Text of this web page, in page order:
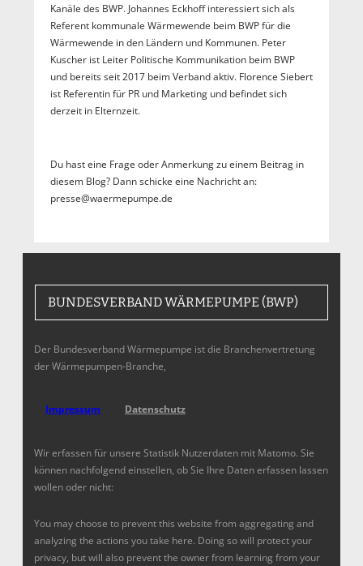
Kanäle des BWP. Johannes Eckhoff interessiert sich als
Referent kommunale Wärmewende beim BWP für die
Wärmewende in den Ländern und Kommunen. Peter
Kuscher ist Leiter Politische Kommunikation beim BWP
und bereits seit 2017 beim Verband aktiv. Florence Siebert
ist Referentin für PR und Marketing und befindet sich
derzeit in Elternzeit.
Du hast eine Frage oder Anmerkung zu einem Beitrag in
diesem Blog? Dann schicke eine Nachricht an:
presse@waermepumpe.de
BUNDESVERBAND WÄRMEPUMPE (BWP)
Der Bundesverband Wärmepumpe ist die Branchenvertretung
der Wärmepumpen-Branche,
Impressum Datenschutz
Wir erfassen für unsere Statistik Nutzerdaten mit Matomo. Sie
können nachfolgend einstellen, ob Sie Ihre Daten erfassen lassen
wollen oder nicht:
You may choose to prevent this website from aggregating and
analyzing the actions you take here. Doing so will protect your
privacy, but will also prevent the owner from learning from your